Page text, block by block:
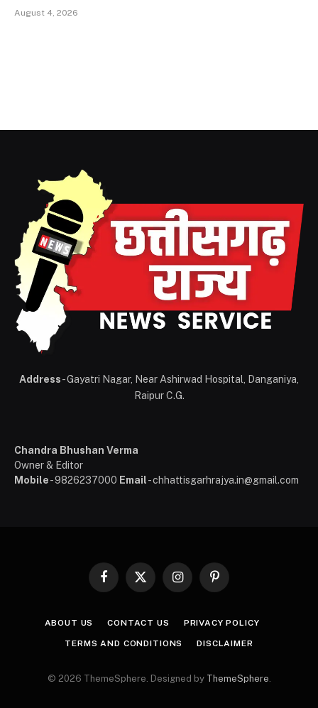
August 4, 2026
Address- Gayatri Nagar, Near Ashirwad Hospital, Danganiya,
Raipur C.G.
Chandra Bhushan Verma
Owner & Editor
Mobile- 9826237000 Email- chhattisgarhrajya.in@gmail.com
Facebook
X
InstagramPinterest
ABOUT US CONTACT US PRIVACY POLICY
TERMS AND CONDITIONS DISCLAIMER
© 2026 ThemeSphere. Designed by ThemeSphere